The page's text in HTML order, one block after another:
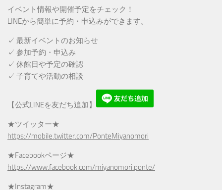
イベント情報や開催予定をチェック！
LINEから簡単に予約・申込みができます。
✓ 最新イベントのお知らせ
✓ 参加予約・申込み
✓ 休館日や予定の確認
✓ 子育てや活動の相談
【公式LINEを友だち追加】
★ツイッター★
https://mobile.twitter.com/PonteMiyanomori
★Facebookページ★
https://www.facebook.com/miyanomori.ponte/
★Instagram★